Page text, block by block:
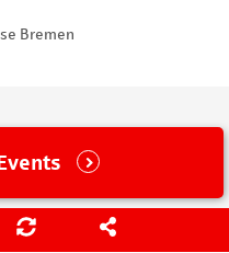
Bremen